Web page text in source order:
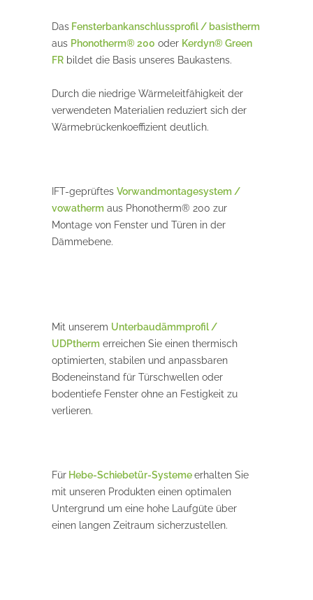
Das Fensterbankanschlussprofil / basistherm
aus Phonotherm® 200 oder Kerdyn® Green
FR bildet die Basis unseres Baukastens.
Durch die niedrige Wärmeleitfähigkeit der
verwendeten Materialien reduziert sich der
Wärmebrückenkoeffizient deutlich.
IFT-geprüftes Vorwandmontagesystem /
vowatherm aus Phonotherm® 200 zur
Montage von Fenster und Türen in der
Dämmebene.
Mit unserem Unterbaudämmprofil /
UDPtherm erreichen Sie einen thermisch
optimierten, stabilen und anpassbaren
Bodeneinstand für Türschwellen oder
bodentiefe Fenster ohne an Festigkeit zu
verlieren.
Für Hebe-Schiebetür-Systemeerhalten Sie
mit unseren Produkten einen optimalen
Untergrund um eine hohe Laufgüte über
einen langen Zeitraum sicherzustellen.